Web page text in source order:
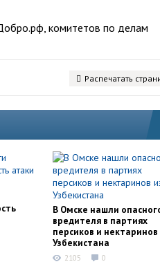
комитетов по делам
Распечатать
В Омске нашли
вредителя в партиях
персиков и нектаринов
Узбекистана
2105 0